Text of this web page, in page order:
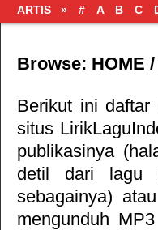
ARTIS » # A B C
Browse: HOME /
Berikut ini
situs
publikasinya
detil dari lagu
sebagainya)
mengunduh